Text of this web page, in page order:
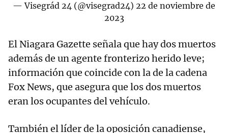
— Visegrád 24 (@visegrad24) 22 de noviembre de
2023
El Niagara Gazette señala que hay dos muertos
además de un agente fronterizo herido leve;
información que coincide con la de la cadena
Fox News, que asegura que los dos muertos
eran los ocupantes del vehículo.
También el líder de la oposición canadiense,